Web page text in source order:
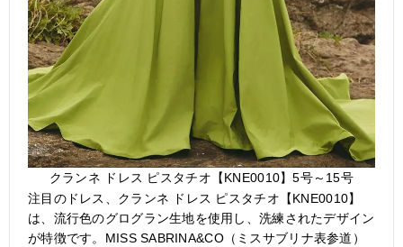
クランネ ドレス ピスタチオ【KNE0010】5号～15号
注目のドレス、クランネ ドレス ピスタチオ【KNE0010】
は、流行色のグログラン生地を使用し、洗練されたデザイン
が特徴です。MISS SABRINA&CO（ミスサブリナ表参道）